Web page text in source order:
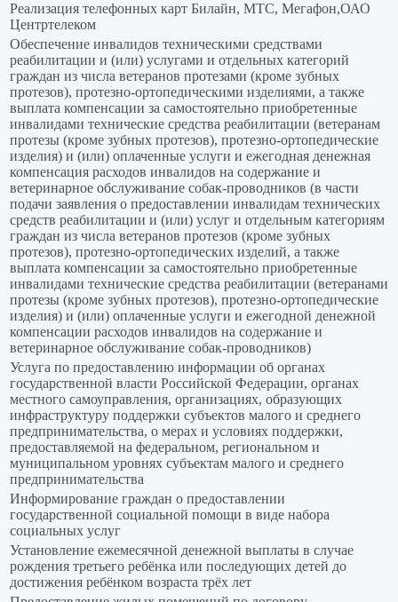
Реализация телефонных карт Билайн, МТС, Мегафон,ОАО
Центртелеком
Обеспечение инвалидов техническими средствами
реабилитации и (или) услугами и отдельных категорий
граждан из числа ветеранов протезами (кроме зубных
протезов), протезно-ортопедическими изделиями, а также
выплата компенсации за самостоятельно приобретенные
инвалидами технические средства реабилитации (ветеранам
протезы (кроме зубных протезов), протезно-ортопедические
изделия) и (или) оплаченные услуги и ежегодная денежная
компенсация расходов инвалидов на содержание и
ветеринарное обслуживание собак-проводников (в части
подачи заявления о предоставлении инвалидам технических
средств реабилитации и (или) услуг и отдельным категориям
граждан из числа ветеранов протезов (кроме зубных
протезов), протезно-ортопедических изделий, а также
выплата компенсации за самостоятельно приобретенные
инвалидами технические средства реабилитации (ветеранами
протезы (кроме зубных протезов), протезно-ортопедические
изделия) и (или) оплаченные услуги и ежегодной денежной
компенсации расходов инвалидов на содержание и
ветеринарное обслуживание собак-проводников)
Услуга по предоставлению информации об органах
государственной власти Российской Федерации, органах
местного самоуправления, организациях, образующих
инфраструктуру поддержки субъектов малого и среднего
предпринимательства, о мерах и условиях поддержки,
предоставляемой на федеральном, региональном и
муниципальном уровнях субъектам малого и среднего
предпринимательства
Информирование граждан о предоставлении
государственной социальной помощи в виде набора
социальных услуг
Установление ежемесячной денежной выплаты в случае
рождения третьего ребёнка или последующих детей до
достижения ребёнком возраста трёх лет